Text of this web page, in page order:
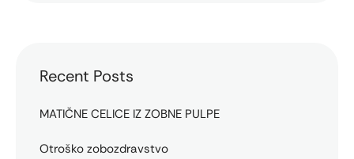
Recent Posts
MATIČNE CELICE IZ ZOBNE PULPE
Otroško zobozdravstvo